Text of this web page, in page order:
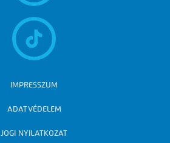
IMPRESSZUM
ADATVÉDELEM
JOGI NYILATKOZAT